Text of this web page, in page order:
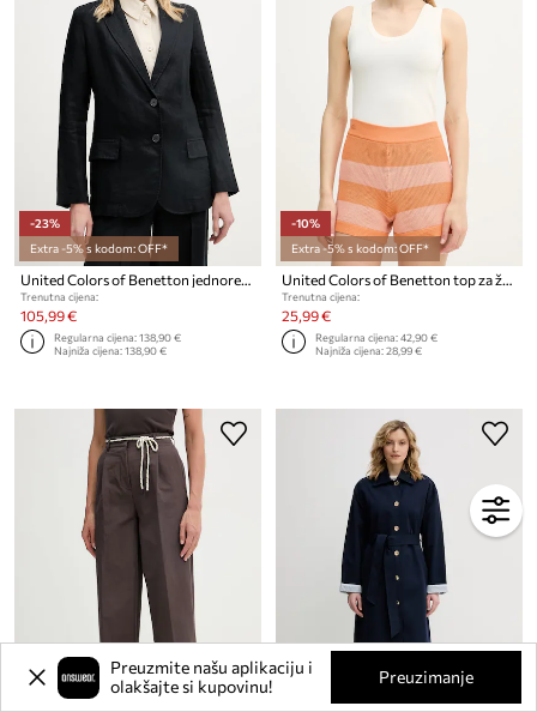
-23%
Extra -5% s kodom: OFF*
United Colors of Benetton jednoredni sako ženski laneni
Trenutna cijena:
105,99 €
Regularna cijena:138,90 €
Najniža cijena:138,90 €
-10%
Extra -5% s kodom: OFF*
United Colors of Benetton top za žene s viskozom
Trenutna cijena:
25,99 €
Regularna cijena:42,90 €
Najniža cijena:28,99 €
Preuzmite našu aplikaciju i
olakšajte si kupovinu!
Preuzimanje